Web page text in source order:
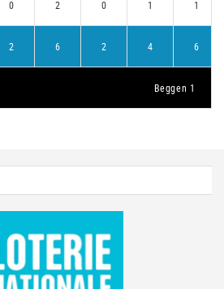
0 2 0 1 1
2 6 2 4 6
Beggen 1